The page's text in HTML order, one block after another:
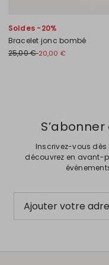
Soldes -20%
Bracelet jonc bombé
25,00 €20,00 €
Inscrivez-vous
découvrez en avant-
Ajouter votre